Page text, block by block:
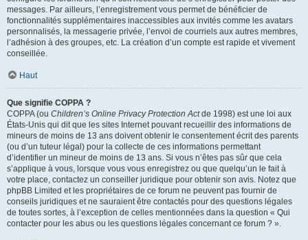
messages. Par ailleurs, l’enregistrement vous permet de bénéficier de
fonctionnalités supplémentaires inaccessibles aux invités comme les avatars
personnalisés, la messagerie privée, l’envoi de courriels aux autres membres,
l’adhésion à des groupes, etc. La création d’un compte est rapide et vivement
conseillée.
Haut
Que signifie COPPA ?
COPPA (ou Children’s Online Privacy Protection Actde 1998) est une loi aux
États-Unis qui dit que les sites Internet pouvant recueillir des informations de
mineurs de moins de 13 ans doivent obtenir le consentement écrit des parents
(ou d’un tuteur légal) pour la collecte de ces informations permettant
d’identifier un mineur de moins de 13 ans. Si vous n’êtes pas sûr que cela
s’applique à vous, lorsque vous vous enregistrez ou que quelqu’un le fait à
votre place, contactez un conseiller juridique pour obtenir son avis. Notez que
phpBB Limited et les propriétaires de ce forum ne peuvent pas fournir de
conseils juridiques et ne sauraient être contactés pour des questions légales
de toutes sortes, à l’exception de celles mentionnées dans la question « Qui
contacter pour les abus ou les questions légales concernant ce forum ? ».